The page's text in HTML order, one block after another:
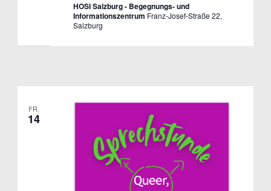
HOSI Salzburg - Begegnungs- und
Informationszentrum Franz-Josef-Straße 22,
Salzburg
FR.
14